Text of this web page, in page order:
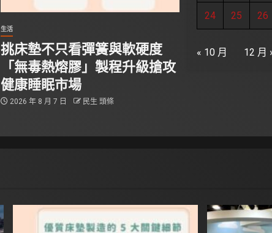
生活
挑床墊不只看彈簧與軟硬度
「無毒熱熔膠」製程升級搶攻
健康睡眠市場
2026 年 8 月 7 日 民生 頭條
24 25 26
« 10 月 12 月